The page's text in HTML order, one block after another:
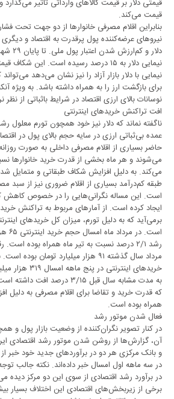
قیمتی دلار بر قیمت کالاهای وارداتی تاثیر
قیمت می‌کند.
بنابراین اقلام مصرفی خانوارها از دو جهت تحت
نیروهای عرضه‌کننده پول پرقدرت به اقتصاد و
دلار
نیمایی دلار به ۱۵ درصد رسیده است. این
نیمایی با دلار بازار آزاد را نیز نشان می‌دهد
برای بازگشت ارز را به همراه داشته باشد. به ویژه
نوسانات بالای ارزی اقتصاد در شرایط باثباتی از نظر
افت تراکنش خریدهای اینترنتی
ناگفته نماند که دلار نیز خود همچون تورم
عمده بی‌ثباتی ارزی در سایه حجم بالای پول در
حاضر بسیاری از اقلام مصرفی داخلی به صورت
می‌شوند و هر ماه بخشی از قدرت خرید خانوارها
می‌کند. به دلیل افزایش شکاف طبقاتی و
طبقه کم‌درآمد بسیاری از اقلام ضروری نیز از سبد
است. این مساله نگرانی‌هایی را در خصوص کاهش
ایجاد کرده است. از آمارهای مربوط به تراکنش
برمی‌آید که به دلیل تورم، میزان کل خریدهای
رشد ۲/۱ درصد نسبت به تیر ماه همراه بوده است.
مرداد سال گذشته ۹۱ هزار میلیارد
خریدهای
به مدت مشابه سال قبل ۳/۱۵
که قدرت خرید و تقاضا برای اقلام مصرفی به دلیل
همراه بوده است.
فعال شدن موتور رشد
در کنار تصویر نگران‌کننده از وضعیت بازار پول و
آن، گزارش‌ها از روشن شدن موتور رشد اقتصادی
و بانک مرکزی هر دو در برآوردهای جدید خود خبر
در سه ماهه اول امسال خبر داده‌اند. نکته جالب
در برآورد رشد اقتصادی از سوی این دو مرکز
برخی از زیربخش‌های اقتصادی این اختلاف بسیار